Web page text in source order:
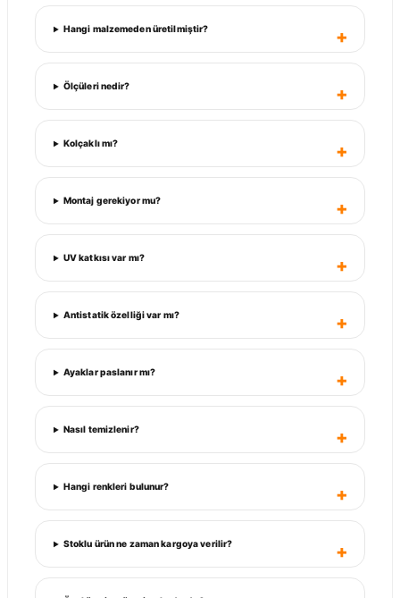
Hangi malzemeden üretilmiştir?
Ölçüleri nedir?
Kolçaklı mı?
Montaj gerekiyor mu?
UV katkısı var mı?
Antistatik özelliği var mı?
Ayaklar paslanır mı?
Nasıl temizlenir?
Hangi renkleri bulunur?
Stoklu ürün ne zaman kargoya verilir?